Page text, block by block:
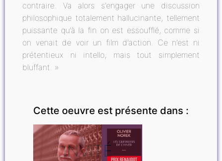
contraire. Va alors s’engager une discussion
philosophique totalement hallucinante, tellement
puissante qu’à la fin on est essoufflé, comme si
on venait de voir un film d’action. Ce n’est ni
prétentieux ni intello, mais tout simplement
bluffant. »
Cette oeuvre est présente dans :
INVITÉ